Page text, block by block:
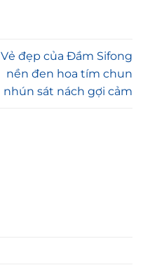
Vẻ đẹp của Đầm Sifong
nền đen hoa tím chun
nhún sát nách gợi cảm